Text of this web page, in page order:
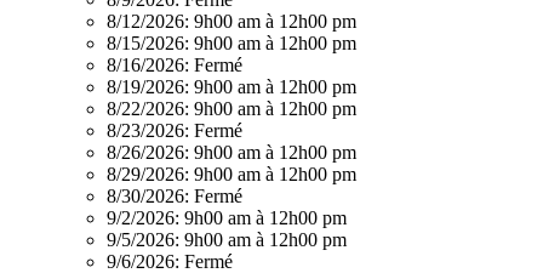
8/12/2026: 9h00 am à 12h00 pm
8/15/2026: 9h00 am à 12h00 pm
8/16/2026: Fermé
8/19/2026: 9h00 am à 12h00 pm
8/22/2026: 9h00 am à 12h00 pm
8/23/2026: Fermé
8/26/2026: 9h00 am à 12h00 pm
8/29/2026: 9h00 am à 12h00 pm
8/30/2026: Fermé
9/2/2026: 9h00 am à 12h00 pm
9/5/2026: 9h00 am à 12h00 pm
9/6/2026: Fermé